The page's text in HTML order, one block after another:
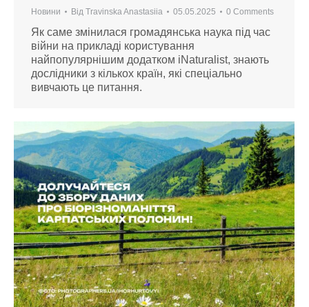
Новини Від Travinska Anastasiia 05.05.2025 0 Comments
Як саме змінилася громадянська наука під час
війни на прикладі користування
найпопулярнішим додатком iNaturalist, знають
дослідники з кількох країн, які спеціально
вивчають це питання.